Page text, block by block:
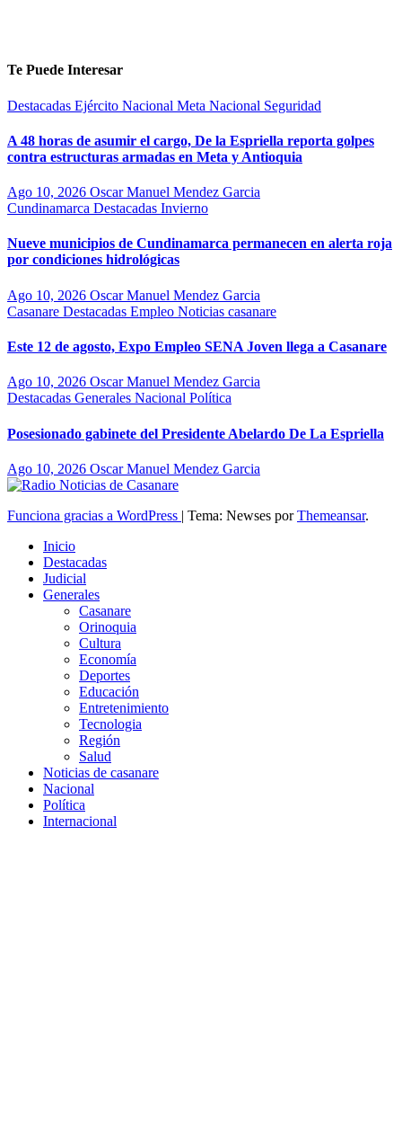
Te Puede Interesar
Destacadas Ejército Nacional Meta Nacional Seguridad
A 48 horas de asumir el cargo, De la Espriella reporta golpes
contra estructuras armadas en Meta y Antioquia
Ago 10, 2026 Oscar Manuel Mendez Garcia
Cundinamarca Destacadas Invierno
Nueve municipios de Cundinamarca permanecen en alerta roja
por condiciones hidrológicas
Ago 10, 2026 Oscar Manuel Mendez Garcia
Casanare Destacadas Empleo Noticias casanare
Este 12 de agosto, Expo Empleo SENA Joven llega a Casanare
Ago 10, 2026 Oscar Manuel Mendez Garcia
Destacadas Generales Nacional Política
Posesionado gabinete del Presidente Abelardo De La Espriella
Ago 10, 2026 Oscar Manuel Mendez Garcia
Funciona gracias a WordPress | Tema: Newses porThemeansar.
Inicio
Destacadas
Judicial
Generales
Casanare
Orinoquia
Cultura
Economía
Deportes
Educación
Entretenimiento
Tecnologia
Región
Salud
Noticias de casanare
Nacional
Política
Internacional